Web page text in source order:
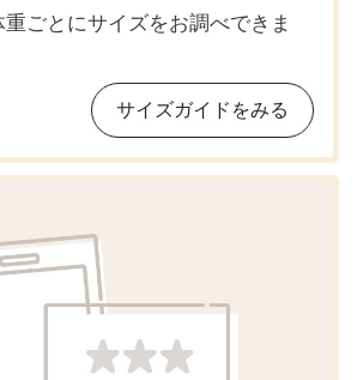
ごとにサイズをお調べできま
サイズガイドをみる